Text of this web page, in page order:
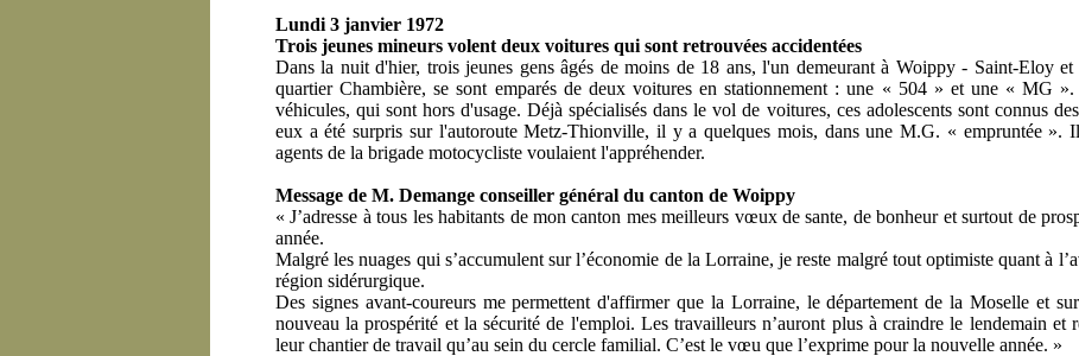
Lundi 3 janvier 1972
Trois jeunes mineurs volent deux voitures qui sont retrouvées accidentées
Dans la nuit d'hier, trois jeunes gens âgés de moins de 18 ans, l'un demeurant à Woippy - Saint-Eloy et
quartier Chambière, se sont emparés de deux voitures en stationnement : une « 504 » et une « MG
véhicules, qui sont hors d'usage. Déjà spécialisés dans le vol de voitures, ces adolescents sont connus
eux a été surpris sur l'autoroute Metz-Thionville, il y a quelques mois, dans une M.G. « empruntée ».
agents de la brigade motocycliste voulaient l'appréhender.
Message de M. Demange conseiller général du canton de Woippy
« J’adresse à tous les habitants de mon canton mes meilleurs vœux de sante, de bonheur et surtout de
année.
Malgré les nuages qui s’accumulent sur l’économie de la Lorraine, je reste malgré tout optimiste quant à
région sidérurgique.
Des signes avant-coureurs me permettent d'affirmer que la Lorraine, le département de la Moselle et
nouveau la prospérité et la sécurité de l'emploi. Les travailleurs n’auront plus à craindre le lendemain et
leur chantier de travail qu’au sein du cercle familial. C’est le vœu que l’exprime pour la nouvelle année. »